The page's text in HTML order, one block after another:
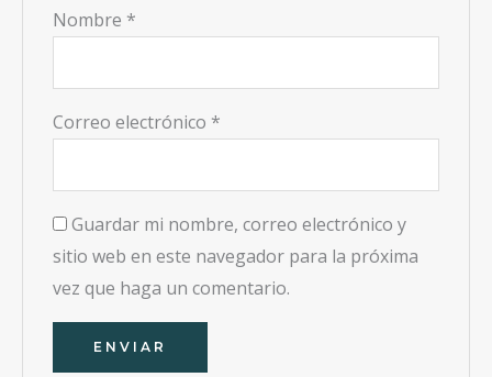
Nombre *
Correo electrónico *
Guardar mi nombre, correo electrónico y
sitio web en este navegador para la próxima
vez que haga un comentario.